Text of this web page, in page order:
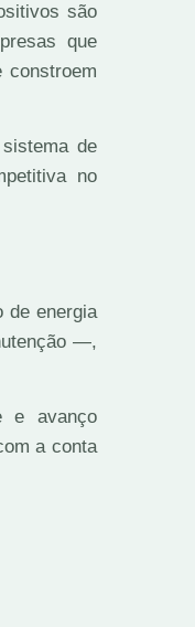
são
que
constroem
de
no
de energia
—,
e avanço
a conta